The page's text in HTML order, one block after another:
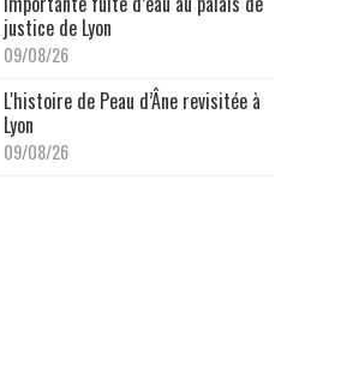
justice de Lyon
09/08/26
L'histoire de Peau d’Âne revisitée à
Lyon
09/08/26